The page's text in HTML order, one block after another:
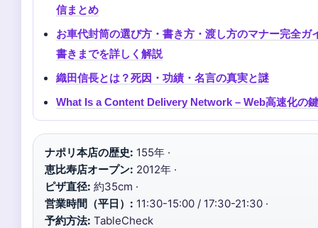
信まとめ
お車代封筒の選び方・書き方・渡し方のマナー完全ガ
書きまでを詳しく解説
織田信長とは？死因・功績・名言の真実と謎
What Is a Content Delivery Network – Web高速化の
ナポリ本店の歴史: 155年 ·
恵比寿店オープン: 2012年 ·
ピザ直径: 約35cm ·
営業時間（平日）: 11:30-15:00 / 17:30-21:30 ·
予約方法: TableCheck